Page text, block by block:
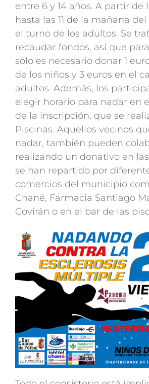
entre 6 y 14 años. A partir de
hasta las 11 de la mañana del
el turno de los adultos. Se
recaudar fondos, así que
solo es necesario donar 1
de los niños y 3 euros en el
adultos. Además, los
elegir horario para nadar en
de la inscripción, que se
Piscinas. Aquellos vecinos
nadar, también pueden
realizando un donativo en
se han repartido por
comercios del municipio
Chané, Farmacia Santiago
Covirán o en el bar de las